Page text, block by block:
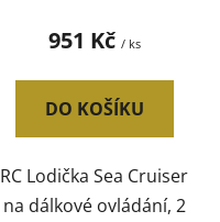
951 Kč / ks
DO KOŠÍKU
RC Lodička Sea Cruiser
na dálkové ovládání, 2